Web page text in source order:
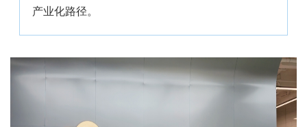
产业化路径。